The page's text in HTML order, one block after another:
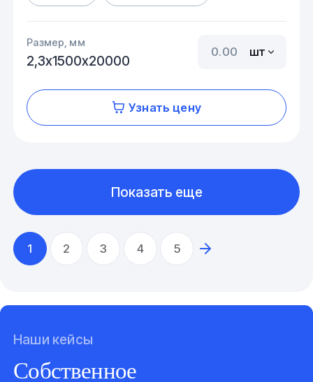
Размер, мм
2,3х1500х20000
шт
Узнать цену
1 2 3 4 5
Показать еще
Наши кейсы
Собственное